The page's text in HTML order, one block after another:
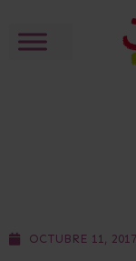
OCTUBRE 11, 2017